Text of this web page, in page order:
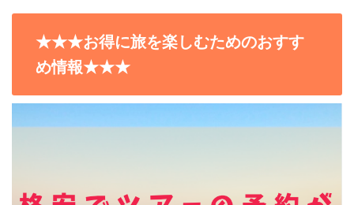
★★★お得に旅を楽しむためのおすす
め情報★★★